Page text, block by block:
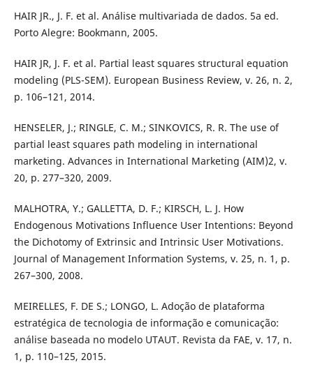
HAIR JR., J. F. et al. Análise multivariada de dados. 5a ed.
Porto Alegre: Bookmann, 2005.
HAIR JR, J. F. et al. Partial least squares structural equation
modeling (PLS-SEM). European Business Review, v. 26, n. 2,
p. 106–121, 2014.
HENSELER, J.; RINGLE, C. M.; SINKOVICS, R. R. The use of
partial least squares path modeling in international
marketing. Advances in International Marketing (AIM)2, v.
20, p. 277–320, 2009.
MALHOTRA, Y.; GALLETTA, D. F.; KIRSCH, L. J. How
Endogenous Motivations Influence User Intentions: Beyond
the Dichotomy of Extrinsic and Intrinsic User Motivations.
Journal of Management Information Systems, v. 25, n. 1, p.
267–300, 2008.
MEIRELLES, F. DE S.; LONGO, L. Adoção de plataforma
estratégica de tecnologia de informação e comunicação:
análise baseada no modelo UTAUT. Revista da FAE, v. 17, n.
1, p. 110–125, 2015.